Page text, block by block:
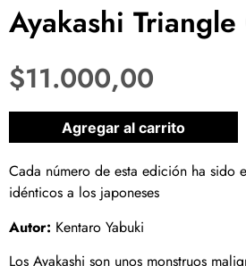
Ayakashi
$11.000,00
1 disponibles
Agregar al carrito
Cada número de esta edición ha sido
idénticos a los japoneses
Autor: Kentaro Yabuki
Los Ayakashi son unos monstruos